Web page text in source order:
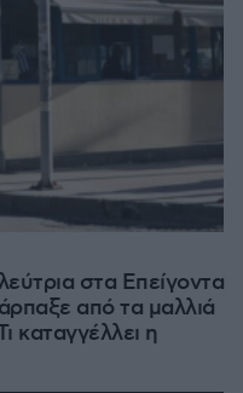
στα Επείγοντα
από τα μαλλιά
καταγγέλλει η